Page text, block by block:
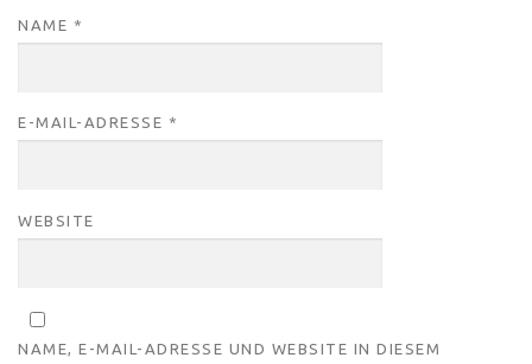
NAME *
E-MAIL-ADRESSE *
WEBSITE
NAME, E-MAIL-ADRESSE UND WEBSITE IN DIESEM